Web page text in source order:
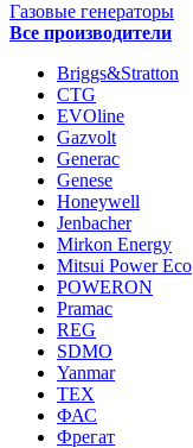
Газовые генераторы
Все производители
Briggs&Stratton
CTG
EVOline
Gazvolt
Generac
Genese
Honeywell
Jenbacher
Mirkon Energy
Mitsui Power Eco
POWERON
Pramac
REG
SDMO
Yanmar
ТЕХ
ФАС
Фрегат